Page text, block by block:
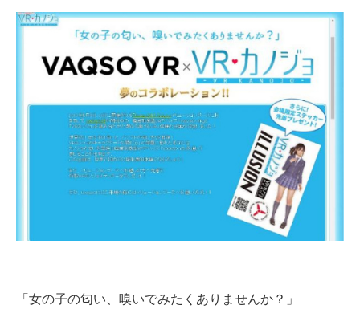
好きが集まる 比べて選べる
AI活用のいまが分かる
企業ITのトレンドを詳説
経営リーダーのコミュニティ
マーケ×ITの今がよく分かる
IT製品の技術・比較・事例
「女の子の匂い、嗅いでみたくありませんか？」